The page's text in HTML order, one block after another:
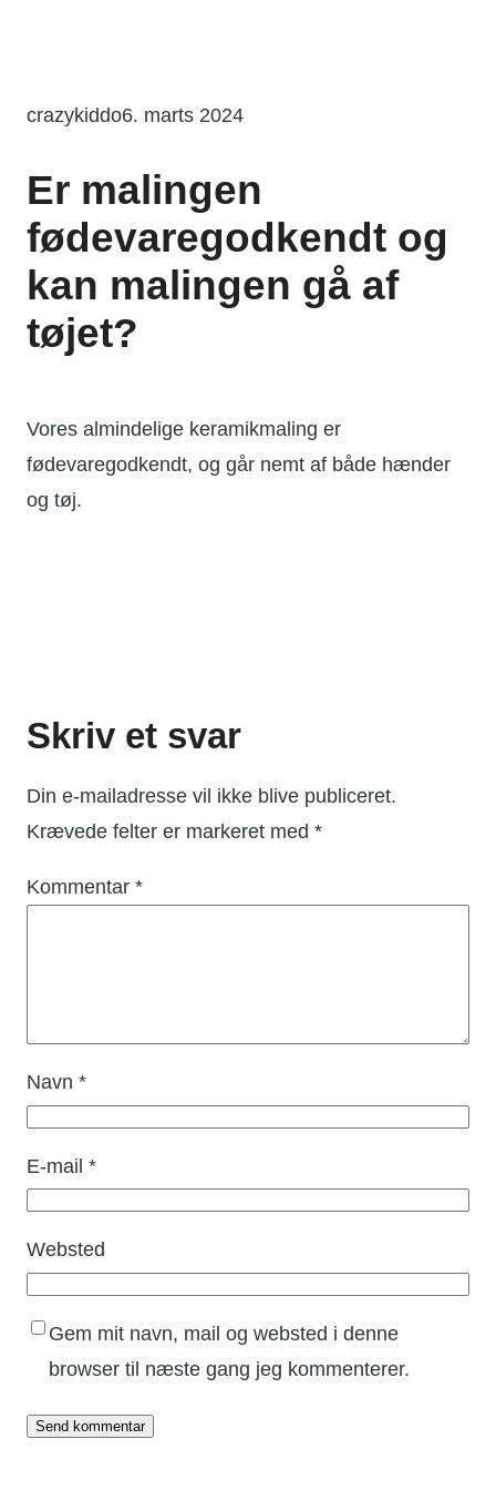
crazykiddo6. marts 2024
Er malingen
fødevaregodkendt og
kan malingen gå af
tøjet?
Vores almindelige keramikmaling er
fødevaregodkendt, og går nemt af både hænder
og tøj.
Skriv et svar
Din e-mailadresse vil ikke blive publiceret.
Krævede felter er markeret med *
Kommentar *
Navn *
E-mail *
Websted
Gem mit navn, mail og websted i denne
browser til næste gang jeg kommenterer.